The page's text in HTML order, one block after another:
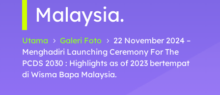
Malaysia.
Utama 5 Galeri Foto 5
22 November 2024 –
Menghadiri Launching Ceremony For The
PCDS 2030 : Highlights as of 2023 bertempat
di Wisma Bapa Malaysia.